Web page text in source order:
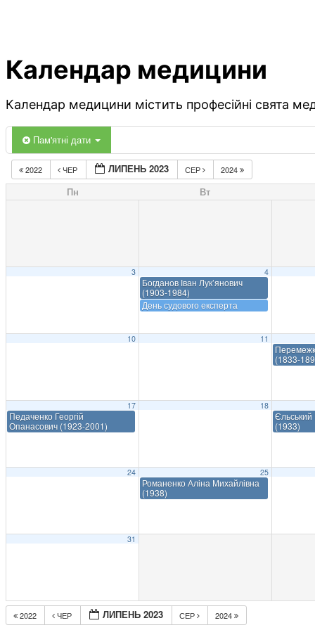
Календар медицини
Календар медицини містить професійні свята
Пам'ятні дати
2022 ЧЕР ЛИПЕНЬ 2023 СЕР 2024
Пн Вт
3 4
Богданов Іван Лук’янович
(1903-1984)
День судового експерта
10 11
(1833-
17
Педаченко Георгій
Опанасович (1923-2001)
18
Єльський
(1933)
24 25
Романенко Аліна Михайлівна
(1938)
31
2022 ЧЕР ЛИПЕНЬ 2023 СЕР 2024